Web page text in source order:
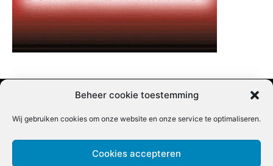
Beheer cookie toestemming
Wij gebruiken cookies om onze website en onze service te optimaliseren.
Cookies accepteren
Nieuwsbrief inschrijven | Partner content